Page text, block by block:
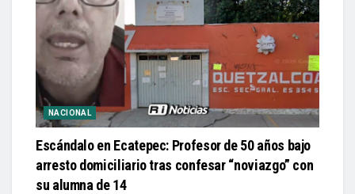
NACIONAL
Escándalo en Ecatepec: Profesor de 50 años bajo
arresto domiciliario tras confesar “noviazgo” con
su alumna de 14